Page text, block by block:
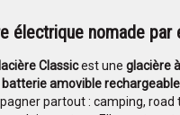
électrique nomade par
Classicest une glacière
batterie amovible rechargeable
partout : camping, road